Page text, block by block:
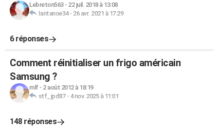
Lebreton563- 22 juil. 2018 à 13:08
Iantanoe34- 26 avr. 2021 à 17:29
6 réponses
Comment réinitialiser un frigo américain
Samsung ?
mlf- 2 août 2012 à 18:19
stf_jpd87- 4 nov. 2025 à 11:01
148 réponses